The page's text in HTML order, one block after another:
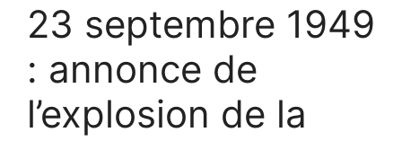
23 septembre 1949
: annonce de
l’explosion de la